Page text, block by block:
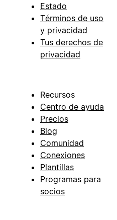
Estado
Términos de uso
y privacidad
Tus derechos de
privacidad
Recursos
Centro de ayuda
Precios
Blog
Comunidad
Conexiones
Plantillas
Programas para
socios